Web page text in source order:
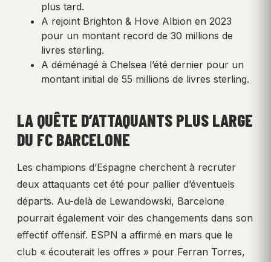
plus tard.
A rejoint Brighton & Hove Albion en 2023
pour un montant record de 30 millions de
livres sterling.
A déménagé à Chelsea l’été dernier pour un
montant initial de 55 millions de livres sterling.
LA QUÊTE D’ATTAQUANTS PLUS LARGE
DU FC BARCELONE
Les champions d’Espagne cherchent à recruter
deux attaquants cet été pour pallier d’éventuels
départs. Au-delà de Lewandowski, Barcelone
pourrait également voir des changements dans son
effectif offensif. ESPN a affirmé en mars que le
club « écouterait les offres » pour Ferran Torres,